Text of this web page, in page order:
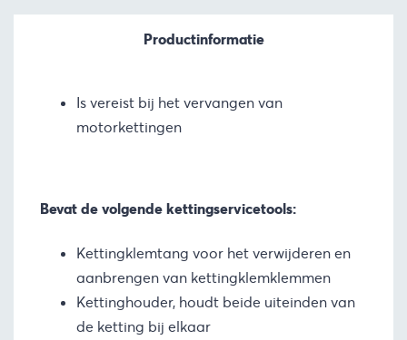
Productinformatie
Is vereist bij het vervangen van
motorkettingen
Bevat de volgende kettingservicetools:
Kettingklemtang voor het verwijderen en
aanbrengen van kettingklemklemmen
Kettinghouder, houdt beide uiteinden van
de ketting bij elkaar